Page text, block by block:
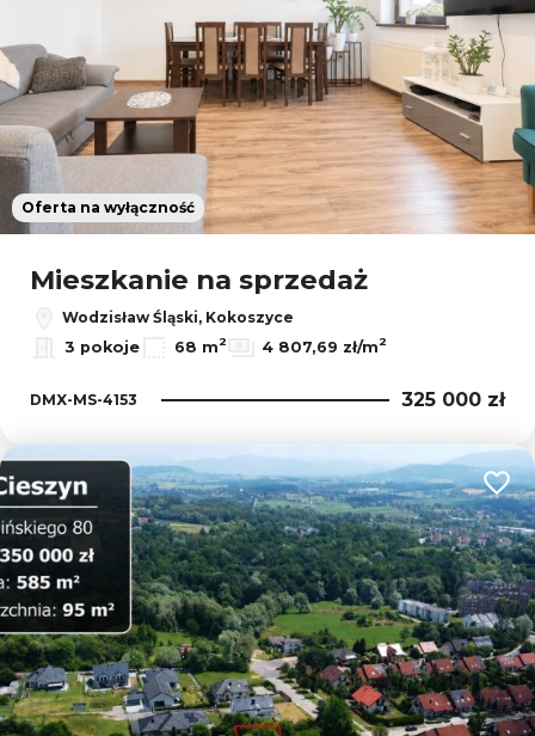
Oferta na wyłączność
Mieszkanie na sprzedaż
Wodzisław Śląski, Kokoszyce
3 pokoje
68 m2 4 807,69 zł/m2
DMX-MS-4153 325 000 zł